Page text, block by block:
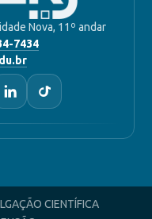
Nova, 11º andar
7434
CIENTÍFICA